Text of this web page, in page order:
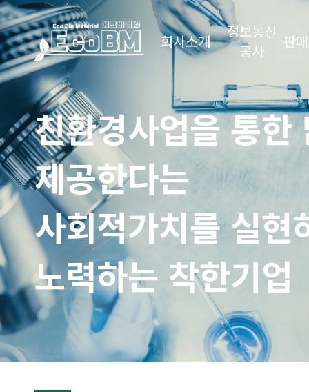
회사소개
정보통신
공사
판
친환경사업을 통한
제공한다는
사회적가치를 실현
노력하는 착한기업